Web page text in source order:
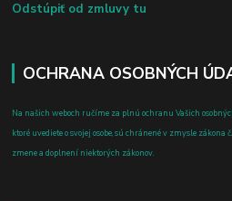
Odstúpiť od zmluvy tu
OCHRANA OSOBNÝCH
Na našich weboch ručíme za plnú ochranu Vašich
ktoré uvediete o svojej osobe, sú chránené v zmysle zákona
zmene a doplnení niektorých zákonov.